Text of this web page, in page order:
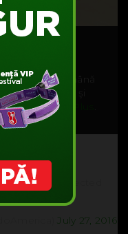
că amână
Marea Britanie
Pokemon GO Plus
will now be
originally expected
July 27, 2016